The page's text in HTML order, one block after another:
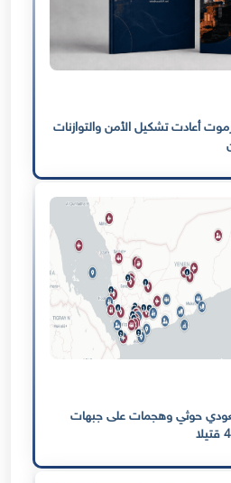
أعادت تشكيل الأمن والتوازنات
حوثي وهجمات على جبهات